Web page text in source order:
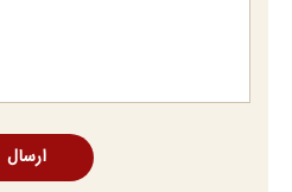
ارسال